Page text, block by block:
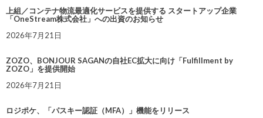
上組／コンテナ物流最適化サービスを提供する スタートアップ企業
「OneStream株式会社」への出資のお知らせ
2026年7月21日
ZOZO、BONJOUR SAGANの自社EC拡大に向け「Fulfillment by
ZOZO」を提供開始
2026年7月21日
ロジポケ、「パスキー認証（MFA）」機能をリリース